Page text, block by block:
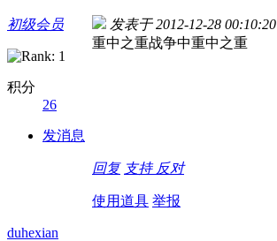
初级会员
积分
26
发消息
发表于 2012-12-28 00:10:20
重中之重战争中重中之重
回复 支持 反对
使用道具 举报
duhexian